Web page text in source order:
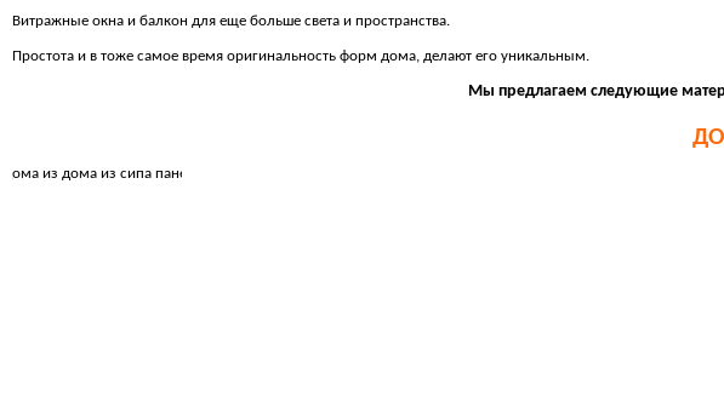
Витражные окна и балкон для еще больше света и пространства.
Простота и в тоже самое время оригинальность форм дома, делают его уникальным.
Мы предлагаем следующие